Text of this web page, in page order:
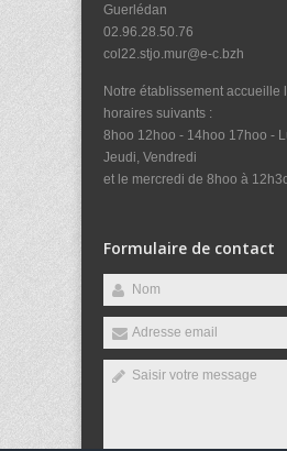
Guerlédan
02.96.28.50.76
col22.stjo.mur@e-c.bzh
Notre établissement accueille
horaires suivants :
8hoo 12hoo - 14hoo 17hoo -
Jeudi, Vendredi
et le mercredi de 8hoo à
Formulaire de contact